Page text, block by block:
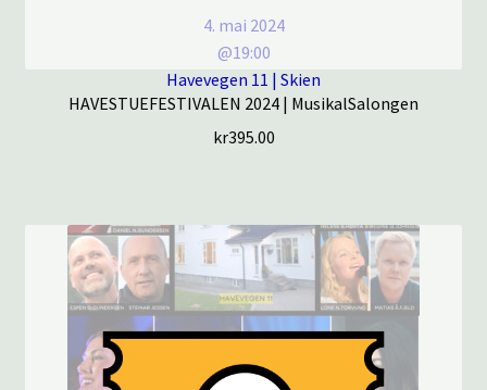
4. mai 2024
@19:00
Havevegen 11 | Skien
HAVESTUEFESTIVALEN 2024 | MusikalSalongen
kr395.00